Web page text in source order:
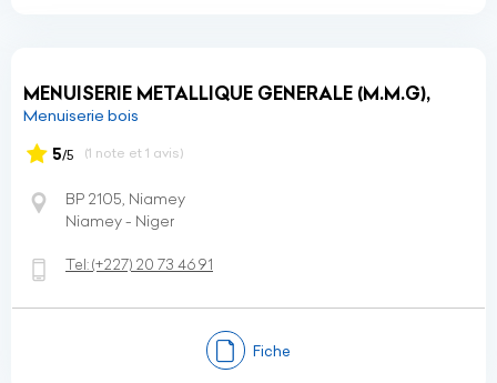
MENUISERIE METALLIQUE GENERALE (M.M.G),
Menuiserie bois
5/5 (1 note et 1 avis)
BP 2105, Niamey
Niamey - Niger
Tel:(+227) 20 73 46 91
Fiche